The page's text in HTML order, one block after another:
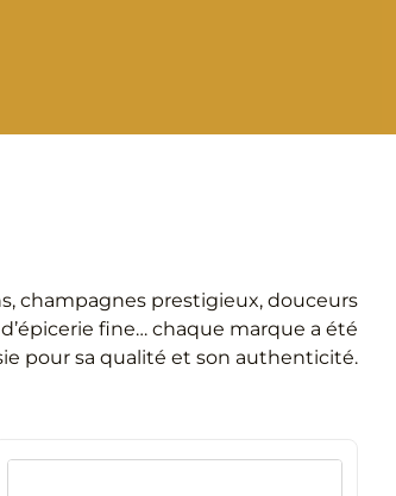
champagnes prestigieux, douceurs
fine… chaque marque a été
pour sa qualité et son authenticité.